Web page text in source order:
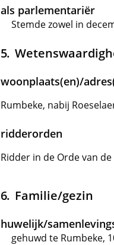
als parlementariër
Stemde zowel in
woonplaats(en)/
Rumbeke, nabij
ridderorden
Ridder in de Orde van
Familie/gezin
huwelijk/
gehuwd te Rumbeke,